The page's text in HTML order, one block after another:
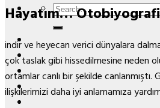
Search
for:
Hayatım…
indir ve heyecan verici dünyalara
çok taslak gibi hissedilmesine neden
ortamlar canlı bir şekilde
ilişkilerimizi daha iyi anlamamıza